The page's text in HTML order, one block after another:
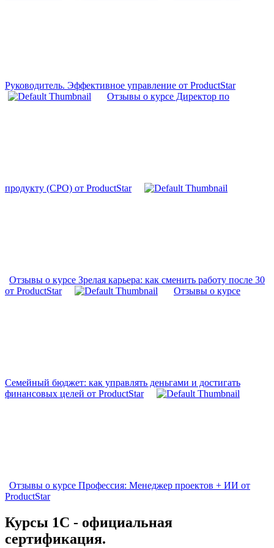
Руководитель. Эффективное управление от ProductStar
Отзывы о курсе Директор по
продукту (CPO) от ProductStar
Отзывы о курсе Зрелая карьера: как сменить работу после 30
от ProductStar
Отзывы о курсе
Семейный бюджет: как управлять деньгами и достигать
финансовых целей от ProductStar
Отзывы о курсе Профессия: Менеджер проектов + ИИ от
ProductStar
Курсы 1С - официальная
сертификация.